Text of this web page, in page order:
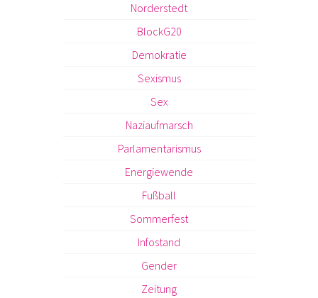
Norderstedt
BlockG20
Demokratie
Sexismus
Sex
Naziaufmarsch
Parlamentarismus
Energiewende
Fußball
Sommerfest
Infostand
Gender
Zeitung